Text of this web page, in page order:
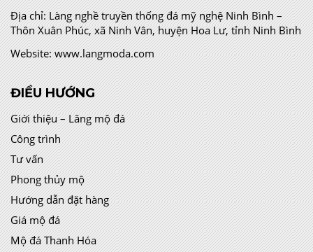
Địa chỉ:Làng nghề truyền thống đá mỹ nghệ Ninh Bình –
Thôn Xuân Phúc, xã Ninh Vân, huyện Hoa Lư, tỉnh Ninh Bình
Website: www.langmoda.com
ĐIỀU HƯỚNG
Giới thiệu – Lăng mộ đá
Công trình
Tư vấn
Phong thủy mộ
Hướng dẫn đặt hàng
Giá mộ đá
Mộ đá Thanh Hóa